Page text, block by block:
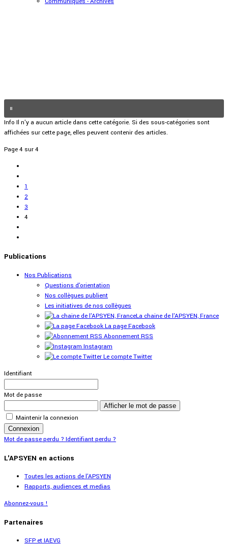
Info Il n'y a aucun article dans cette catégorie. Si des sous-catégories sont
affichées sur cette page, elles peuvent contenir des articles.
Page 4 sur 4
1
2
3
4
Publications
Nos Publications
Questions d'orientation
Nos collègues publient
Les initiatives de nos collègues
La chaine de l'APSYEN, France
La page Facebook
Abonnement RSS
Instagram
Le compte Twitter
Identifiant
Mot de passe
Afficher le mot de passe
Maintenir la connexion
Connexion
Mot de passe perdu ? Identifiant perdu ?
L'APSYEN en actions
Toutes les actions de l'APSYEN
Rapports, audiences et medias
Abonnez-vous !
Partenaires
SFP et IAEVG